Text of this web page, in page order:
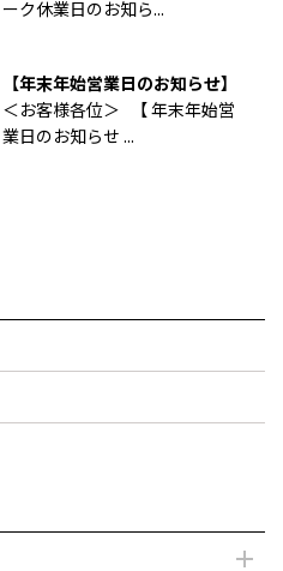
ーク休業日のお知ら...
【年末年始営業日のお知らせ】
＜お客様各位＞ 【 年末年始営
業日のお知らせ ...